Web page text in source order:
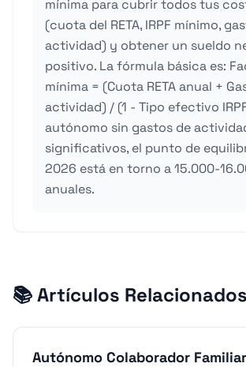
mínima para cubrir todos tus
(cuota del RETA, IRPF mínimo,
actividad) y obtener un sueldo
positivo. La fórmula básica es:
mínima = (Cuota RETA anual +
actividad) / (1 - Tipo efectivo
autónomo sin gastos de
significativos, el punto de
2026 está en torno a 15.000-
anuales.
📚 Artículos Relacionados
Autónomo Colaborador